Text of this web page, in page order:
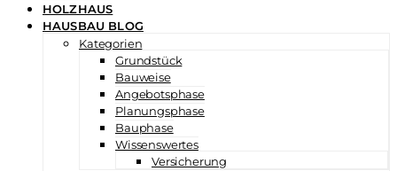
HOLZHAUS
HAUSBAU BLOG
Kategorien
Grundstück
Bauweise
Angebotsphase
Planungsphase
Bauphase
Wissenswertes
Versicherung